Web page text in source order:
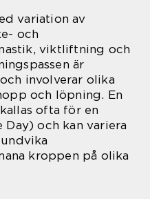
variation av
och
viktliftning och
är
involverar olika
och löpning. En
ofta för en
och kan variera
kroppen på olika